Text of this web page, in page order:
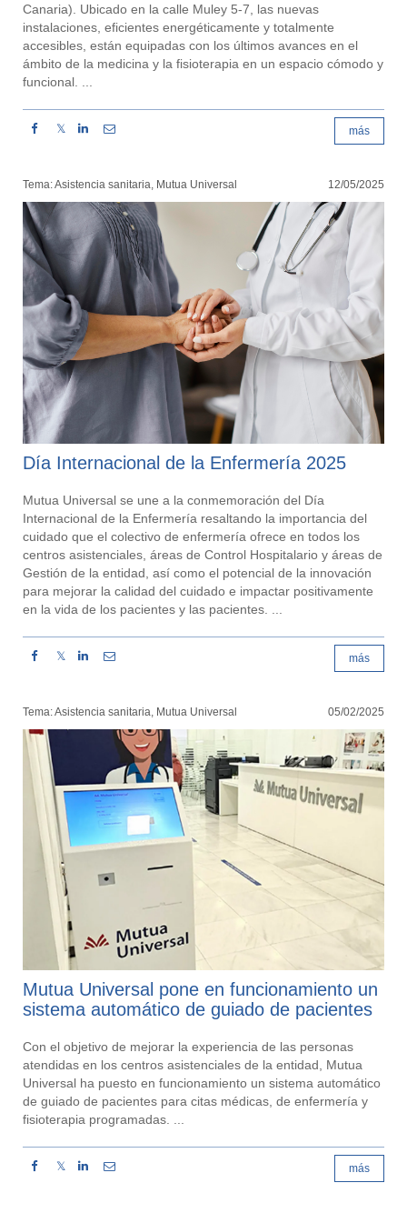
Canaria). Ubicado en la calle Muley 5-7, las nuevas
instalaciones, eficientes energéticamente y totalmente
accesibles, están equipadas con los últimos avances en el
ámbito de la medicina y la fisioterapia en un espacio cómodo y
funcional. ...
𝕏 más
Tema: Asistencia sanitaria, Mutua Universal 12/05/2025
Día Internacional de la Enfermería 2025
Mutua Universal se une a la conmemoración del Día
Internacional de la Enfermería resaltando la importancia del
cuidado que el colectivo de enfermería ofrece en todos los
centros asistenciales, áreas de Control Hospitalario y áreas de
Gestión de la entidad, así como el potencial de la innovación
para mejorar la calidad del cuidado e impactar positivamente
en la vida de los pacientes y las pacientes. ...
𝕏 más
Tema: Asistencia sanitaria, Mutua Universal 05/02/2025
Mutua Universal pone en funcionamiento un
sistema automático de guiado de pacientes
Con el objetivo de mejorar la experiencia de las personas
atendidas en los centros asistenciales de la entidad, Mutua
Universal ha puesto en funcionamiento un sistema automático
de guiado de pacientes para citas médicas, de enfermería y
fisioterapia programadas. ...
𝕏 más